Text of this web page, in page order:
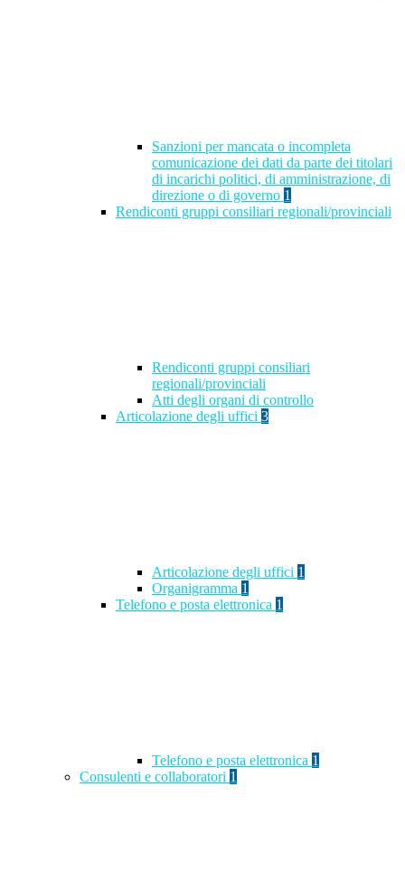
Sanzioni per mancata o incompleta
comunicazione dei dati da parte dei titolari
di incarichi politici, di amministrazione, di
direzione o di governo 1
Rendiconti gruppi consiliari regionali/provinciali
Rendiconti gruppi consiliari
regionali/provinciali
Atti degli organi di controllo
Articolazione degli uffici 3
Articolazione degli uffici 1
Organigramma 1
Telefono e posta elettronica 1
Telefono e posta elettronica 1
Consulenti e collaboratori 1